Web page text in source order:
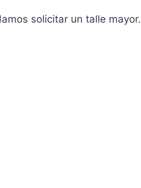
solicitar un talle mayor.